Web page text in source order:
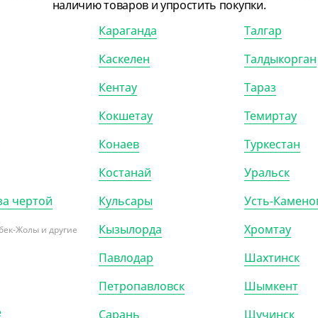
наличию товаров и упростить покупки.
чертой
Жолы и другие
Караганда
Каскелен
Кентау
Кокшетау
Конаев
Костанай
Кульсары
Кызылорда
Павлодар
Петропавловск
Сарань
Талгар
Талдыкорган
Тараз
Темиртау
Туркестан
Уральск
Усть-
Хромтау
Шахтинск
Шымкент
Щучинск